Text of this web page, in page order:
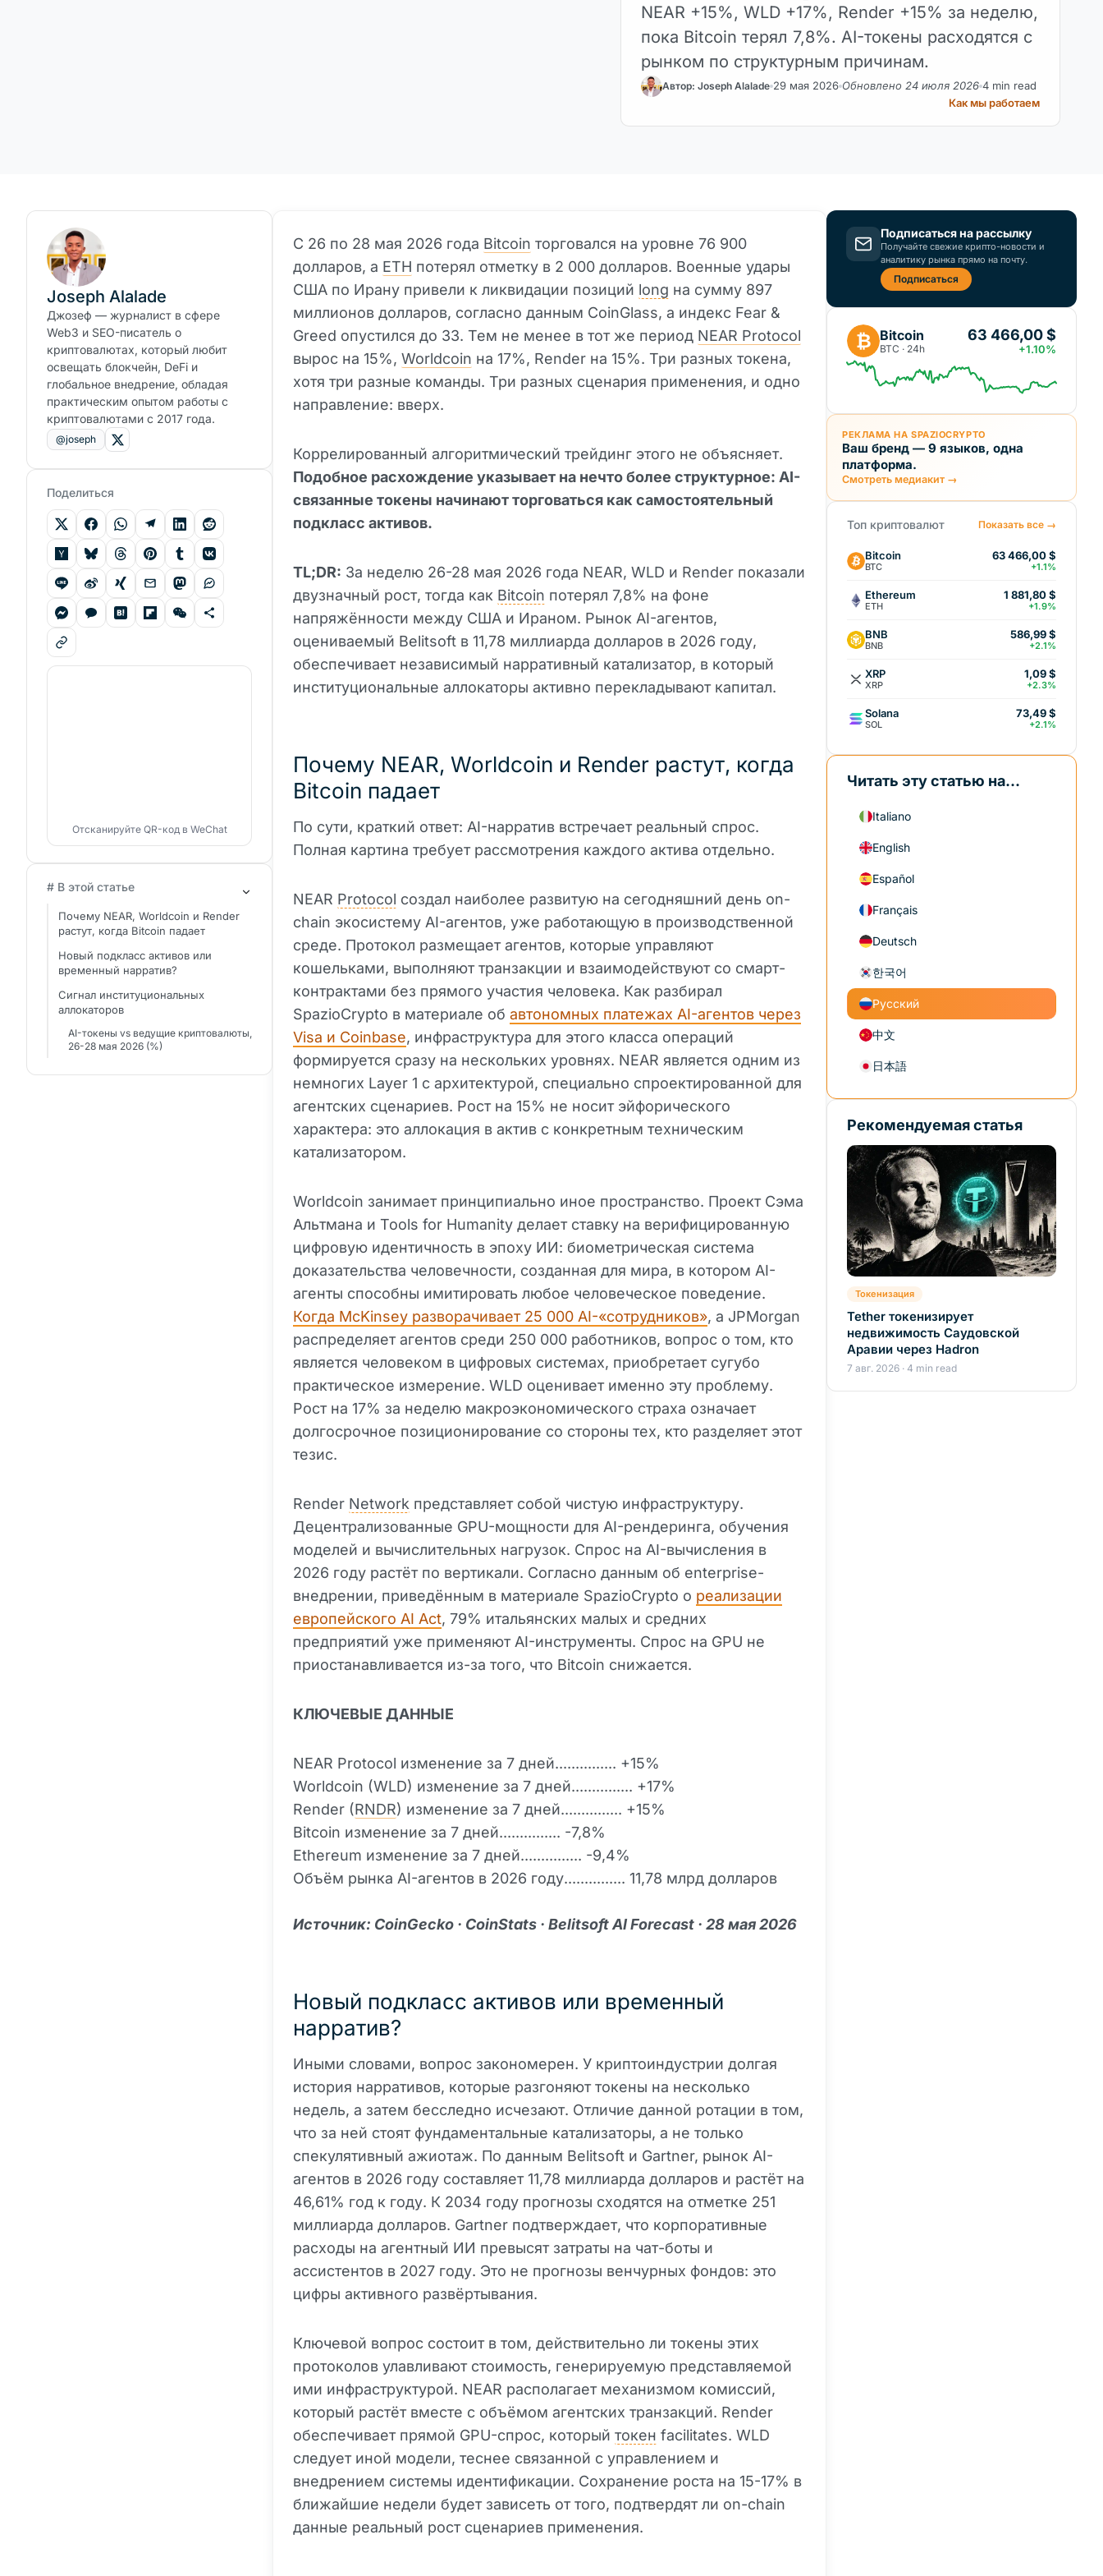
NEAR +15%, WLD +17%, Render +15% за неделю,
пока Bitcoin терял 7,8%. AI-токены расходятся с
рынком по структурным причинам.
Автор: Joseph Alalade 29 мая 2026 Обновлено 24 июля 2026 4 min read
Как мы работаем
С 26 по 28 мая 2026 года Bitcoin торговался на уровне 76 900
долларов, а ETH потерял отметку в 2 000 долларов. Военные удары
США по Ирану привели к ликвидации позиций long на сумму 897
миллионов долларов, согласно данным CoinGlass, а индекс Fear &
Greed опустился до 33. Тем не менее в тот же период NEAR Protocol
вырос на 15%, Worldcoin на 17%, Render на 15%. Три разных токена,
хотя три разные команды. Три разных сценария применения, и одно
направление: вверх.
Коррелированный алгоритмический трейдинг этого не объясняет.
Подобное расхождение указывает на нечто более структурное: AI-
связанные токены начинают торговаться как самостоятельный
подкласс активов.
TL;DR: За неделю 26-28 мая 2026 года NEAR, WLD и Render показали
двузначный рост, тогда как Bitcoin потерял 7,8% на фоне
напряжённости между США и Ираном. Рынок AI-агентов,
оцениваемый Belitsoft в 11,78 миллиарда долларов в 2026 году,
обеспечивает независимый нарративный катализатор, в который
институциональные аллокаторы активно перекладывают капитал.
Почему NEAR, Worldcoin и Render растут, когда
Bitcoin падает
По сути, краткий ответ: AI-нарратив встречает реальный спрос.
Полная картина требует рассмотрения каждого актива отдельно.
NEAR Protocol создал наиболее развитую на сегодняшний день on-
chain экосистему AI-агентов, уже работающую в производственной
среде. Протокол размещает агентов, которые управляют
кошельками, выполняют транзакции и взаимодействуют со смарт-
контрактами без прямого участия человека. Как разбирал
SpazioCrypto в материале об автономных платежах AI-агентов через
Visa и Coinbase, инфраструктура для этого класса операций
формируется сразу на нескольких уровнях. NEAR является одним из
немногих Layer 1 с архитектурой, специально спроектированной для
агентских сценариев. Рост на 15% не носит эйфорического
характера: это аллокация в актив с конкретным техническим
катализатором.
Worldcoin занимает принципиально иное пространство. Проект Сэма
Альтмана и Tools for Humanity делает ставку на верифицированную
цифровую идентичность в эпоху ИИ: биометрическая система
доказательства человечности, созданная для мира, в котором AI-
агенты способны имитировать любое человеческое поведение.
Когда McKinsey разворачивает 25 000 AI-«сотрудников», а JPMorgan
распределяет агентов среди 250 000 работников, вопрос о том, кто
является человеком в цифровых системах, приобретает сугубо
практическое измерение. WLD оценивает именно эту проблему.
Рост на 17% за неделю макроэкономического страха означает
долгосрочное позиционирование со стороны тех, кто разделяет этот
тезис.
Render Network представляет собой чистую инфраструктуру.
Децентрализованные GPU-мощности для AI-рендеринга, обучения
моделей и вычислительных нагрузок. Спрос на AI-вычисления в
2026 году растёт по вертикали. Согласно данным об enterprise-
внедрении, приведённым в материале SpazioCrypto о реализации
европейского AI Act, 79% итальянских малых и средних
предприятий уже применяют AI-инструменты. Спрос на GPU не
приостанавливается из-за того, что Bitcoin снижается.
КЛЮЧЕВЫЕ ДАННЫЕ
NEAR Protocol изменение за 7 дней............... +15%
Worldcoin (WLD) изменение за 7 дней............... +17%
Render (RNDR) изменение за 7 дней............... +15%
Bitcoin изменение за 7 дней............... -7,8%
Ethereum изменение за 7 дней............... -9,4%
Объём рынка AI-агентов в 2026 году............... 11,78 млрд долларов
Источник: CoinGecko · CoinStats · Belitsoft AI Forecast · 28 мая 2026
Новый подкласс активов или временный
нарратив?
Иными словами, вопрос закономерен. У криптоиндустрии долгая
история нарративов, которые разгоняют токены на несколько
недель, а затем бесследно исчезают. Отличие данной ротации в том,
что за ней стоят фундаментальные катализаторы, а не только
спекулятивный ажиотаж. По данным Belitsoft и Gartner, рынок AI-
агентов в 2026 году составляет 11,78 миллиарда долларов и растёт на
46,61% год к году. К 2034 году прогнозы сходятся на отметке 251
миллиарда долларов. Gartner подтверждает, что корпоративные
расходы на агентный ИИ превысят затраты на чат-боты и
ассистентов в 2027 году. Это не прогнозы венчурных фондов: это
цифры активного развёртывания.
Ключевой вопрос состоит в том, действительно ли токены этих
протоколов улавливают стоимость, генерируемую представляемой
ими инфраструктурой. NEAR располагает механизмом комиссий,
который растёт вместе с объёмом агентских транзакций. Render
обеспечивает прямой GPU-спрос, который токен facilitates. WLD
следует иной модели, теснее связанной с управлением и
внедрением системы идентификации. Сохранение роста на 15-17% в
ближайшие недели будет зависеть от того, подтвердят ли on-chain
данные реальный рост сценариев применения.
Joseph Alalade
Джозеф — журналист в сфере
Web3 и SEO-писатель о
криптовалютах, который любит
освещать блокчейн, DeFi и
глобальное внедрение, обладая
практическим опытом работы с
криптовалютами с 2017 года.
@joseph
Поделиться
Отсканируйте QR-код в WeChat
# В этой статье
Почему NEAR, Worldcoin и Render
растут, когда Bitcoin падает
Новый подкласс активов или
временный нарратив?
Сигнал институциональных
аллокаторов
AI-токены vs ведущие криптовалюты,
26-28 мая 2026 (%)
Подписаться на рассылку
Получайте свежие крипто-новости и
аналитику рынка прямо на почту.
Подписаться
₿ Bitcoin
BTC · 24h
63 466,00 $
+1.10%
РЕКЛАМА НА SPAZIOCRYPTO
Ваш бренд — 9 языков, одна
платформа.
Смотреть медиакит →
Топ криптовалют Показать все →
Bitcoin
BTC
63 466,00 $
+1.1%
Ethereum
ETH
1 881,80 $
+1.9%
BNB
BNB
586,99 $
+2.1%
XRP
XRP
1,09 $
+2.3%
Solana
SOL
73,49 $
+2.1%
Читать эту статью на...
Italiano
English
Español
Français
Deutsch
한국어
Русский
中文
日本語
Рекомендуемая статья
Токенизация
Tether токенизирует
недвижимость Саудовской
Аравии через Hadron
7 авг. 2026 · 4 min read